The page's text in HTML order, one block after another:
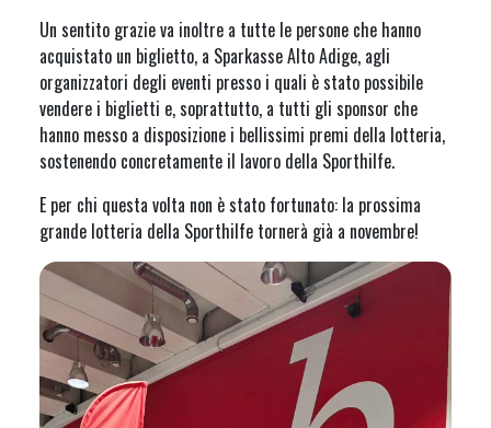
Un sentito grazie va inoltre a tutte le persone che hanno
acquistato un biglietto, a Sparkasse Alto Adige, agli
organizzatori degli eventi presso i quali è stato possibile
vendere i biglietti e, soprattutto, a tutti gli sponsor che
hanno messo a disposizione i bellissimi premi della lotteria,
sostenendo concretamente il lavoro della Sporthilfe.
E per chi questa volta non è stato fortunato: la prossima
grande lotteria della Sporthilfe tornerà già a novembre!